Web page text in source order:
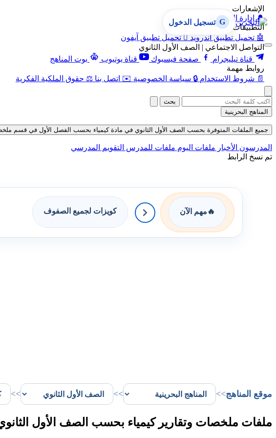
الإشعارات
🔔 إدارة الإشعارات
التطبيقات
🤖 تحميل تطبيق أندرويد  تحميل تطبيق آيفون
التواصل الاجتماعي | الصف الأول الثانوي
قناة تيليجرام
صفحة فيسبوك قناة يوتيوب
بوت المناهج
روابط مهمة
📄 شروط الاستخدام 🔒 سياسة الخصوصية ✉️ اتصل بنا ⚖️ حقوق الملكية الفكرية
G تسجيل الدخول
بحث
المناهج البحرينية
جميع الملفات المتوفرة بحسب الصف الأول الثانوي في مادة كيمياء بحسب الفصل الأول في قسم ملخصات
المدرسون الأخبار ملفات اليوم ملفات للمدرس التقويم المدرسي
تم نسخ الرابط
🔥 مهم الآن كويزات لجميع الصفوف
موقع المناهج>>
>>
>>
ملفات ملخصات وتقارير كيمياء بحسب الصف الأول